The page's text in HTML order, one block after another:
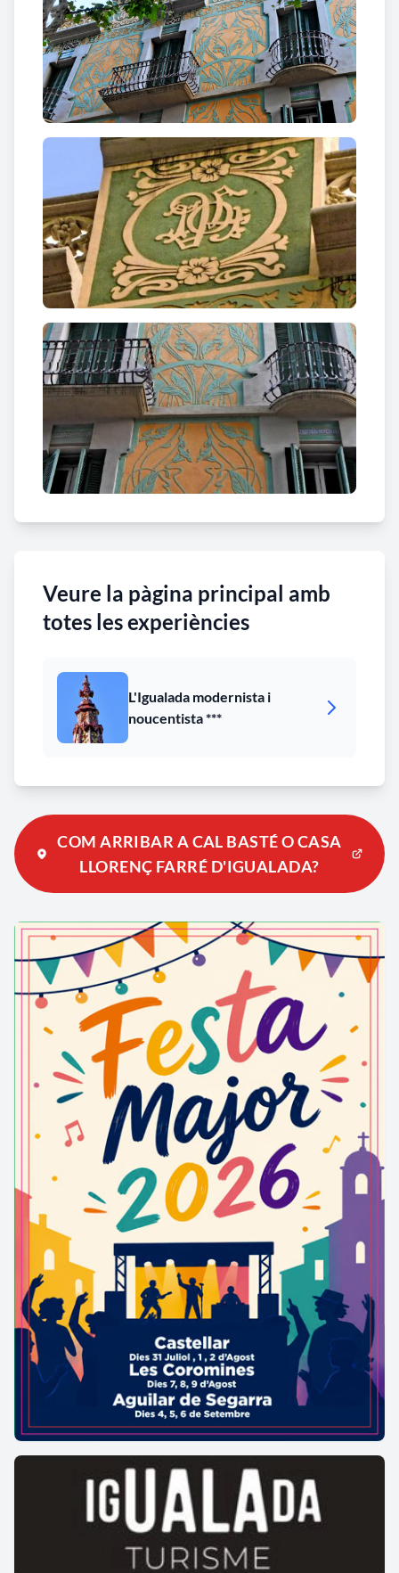
Veure la pàgina principal amb
totes les experiències
L'Igualada modernista i
noucentista ***
COM ARRIBAR A CAL BASTÉ O CASA
LLORENÇ FARRÉ D'IGUALADA?